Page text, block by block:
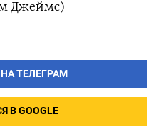
Джеймс)
ТЕЛЕГРАМ
В GOOGLE